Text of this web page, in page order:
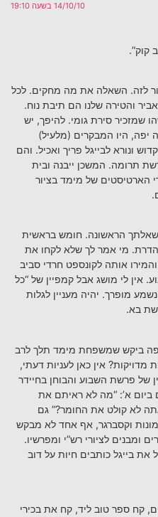
14/10/10 בשעה 19:10
קוק”.
לזה. השאלה את מה מחקים. לכל
והטירה שלנו הם תיבת נוח.
שמזכיר סירת גומי. להיפך, יש
יפה, היו המבקרים (מלעיל)
ונורא לבייגל פריך ואכיל. והם
תרומה. המשכן ייבנה ובית
הארטיסטים של מימד בציור
שאלתך הראשונה. חומש בראשית
נהדרת. מי אמר לך שלא לקחו את
אותה לקונספט חרדי סביב
אין לי מושג אבל קמפיין של “כל
מופרך. יהיה מעניין לגלות
בא.
ביקש שמשפחת מימד תלך לרב
מדויקות? אין כאן לעניות דעתי,
של פרשת השבוע והבוחן בחיידר
ביום א’: “מה לא ראיתם את
לא קולט את החומר?” גם
וקסברגר, אף אחד לא מבקש
ומבנים לציורי רש”י ומפרשיו.
בייגל כותבים חיות על דוב
קח ספר טוב ליד, קח את בכירי